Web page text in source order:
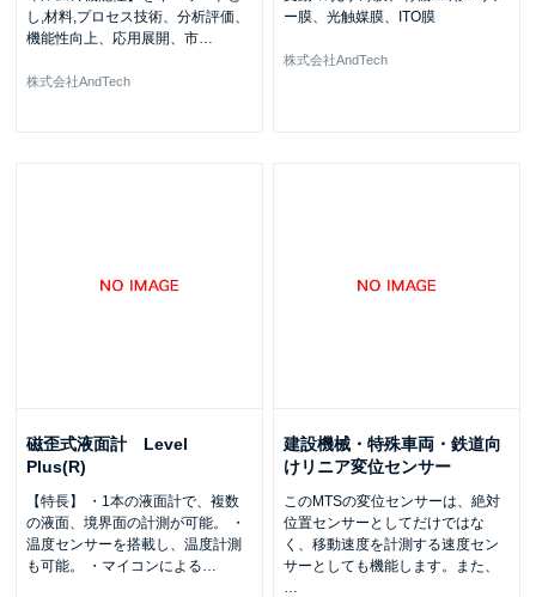
し,材料,プロセス技術、分析評価、
機能性向上、応用展開、市
株式会社AndTech
ー膜、光触媒膜、ITO膜
株式会社AndTech
磁歪式液面計 Level
Plus(R)
【特長】 ・1本の液面計で、複数
の液面、境界面の計測が可能。 ・
温度センサーを搭載し、温度計測
も可能。 ・マイコンによる…
建設機械・特殊車両・鉄道向
けリニア変位センサー
このMTSの変位センサーは、絶対
位置センサーとしてだけではな
く、移動速度を計測する速度セン
サーとしても機能します。また、
…